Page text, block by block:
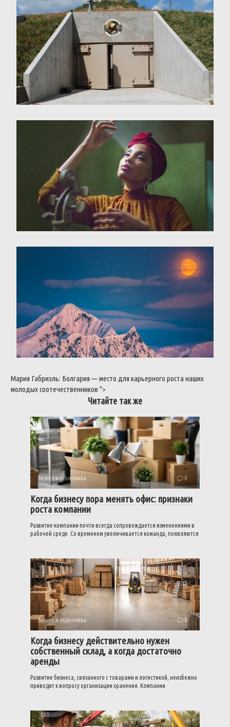
Мария Габриэль: Болгария — место для карьерного роста наших
молодыхсоотечественников ">
Читайте так же
Бизнес и экономика 0
Когда бизнесу пора менять офис: признаки
роста компании
Развитие компании почти всегда сопровождается изменениями в
рабочей среде. Со временем увеличивается команда, появляются
Бизнес и экономика 0
Когда бизнесу действительно нужен
собственный склад, а когда достаточно
аренды
Развитие бизнеса, связанного с товарами и логистикой, неизбежно
приводит к вопросу организации хранения. Компании